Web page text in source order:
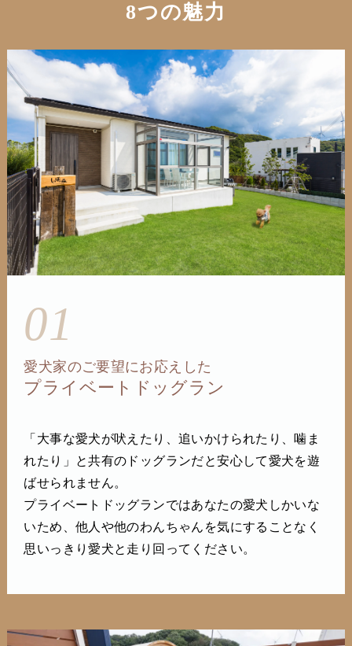
8つの魅力
01
愛犬家のご要望にお応えした
プライベートドッグラン
「大事な愛犬が吠えたり、追いかけられたり、噛ま
れたり」と共有のドッグランだと安心して愛犬を遊
ばせられません。
プライベートドッグランではあなたの愛犬しかいな
いため、他人や他のわんちゃんを気にすることなく
思いっきり愛犬と走り回ってください。